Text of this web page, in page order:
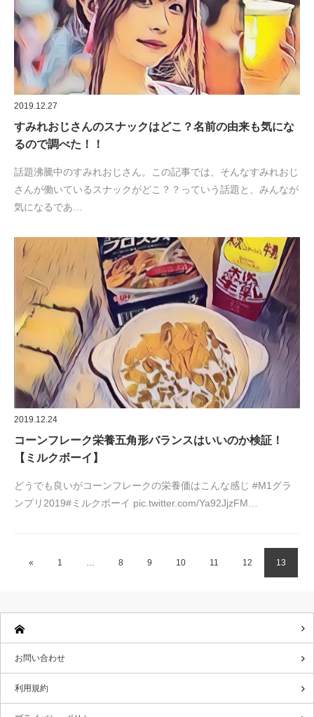
2019.12.27
すみれおじさんのスナックはどこ？名前の由来も気にな
るので調べた！！
話題沸騰中のすみれおじさん。この記事では、そんなすみれおじ
さんが働いているスナックがどこ？？っていう話題と、みんなが
気になるであ…
2019.12.24
コーンフレーク栄養五角形バランスはいいのか検証！
【ミルクボーイ】
どうでも良いがコーンフレークの栄養価はこんな感じ #M1グラ
ンプリ2019#ミルクボーイ pic.twitter.com/Ya92JjzFM…
« 1 … 8 9 10 11 12 13
お問い合わせ
利用規約